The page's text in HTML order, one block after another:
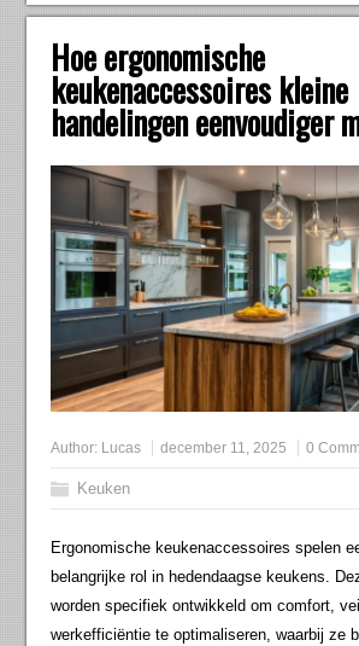
Hoe ergonomische
keukenaccessoires kleine
handelingen eenvoudiger
Author: Lucas december 11, 2025 0
Keuken
Ergonomische keukenaccessoires spelen
belangrijke rol in hedendaagse keukens.
worden specifiek ontwikkeld om comfort,
werkefficiëntie te optimaliseren, waarbij ze